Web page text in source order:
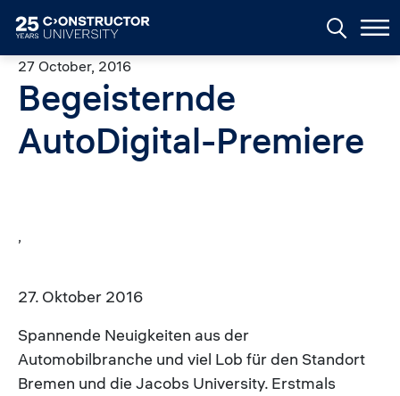
27 October, 2016
Begeisternde
AutoDigital-Premiere
,
27. Oktober 2016
Spannende Neuigkeiten aus der
Automobilbranche und viel Lob für den Standort
Bremen und die Jacobs University. Erstmals